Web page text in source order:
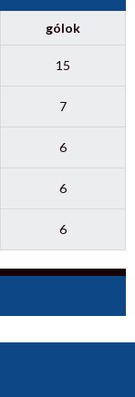
gólok
15
7
6
6
6